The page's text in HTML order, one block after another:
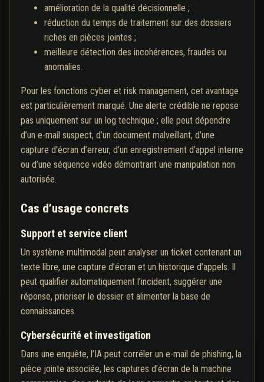
amélioration de la qualité décisionnelle ;
réduction du temps de traitement sur des dossiers
riches en pièces jointes ;
meilleure détection des incohérences, fraudes ou
anomalies.
Pour les fonctions cyber et risk management, cet avantage
est particulièrement marqué. Une alerte crédible ne repose
pas uniquement sur un log technique ; elle peut dépendre
d’un e-mail suspect, d’un document malveillant, d’une
capture d’écran d’erreur, d’un enregistrement d’appel interne
ou d’une séquence vidéo démontrant une manipulation non
autorisée.
Cas d’usage concrets
Support et service client
Un système multimodal peut analyser un ticket contenant un
texte libre, une capture d’écran et un historique d’appels. Il
peut qualifier automatiquement l’incident, suggérer une
réponse, prioriser le dossier et alimenter la base de
connaissances.
Cybersécurité et investigation
Dans une enquête, l’IA peut corréler un e-mail de phishing, la
pièce jointe associée, les captures d’écran de la machine